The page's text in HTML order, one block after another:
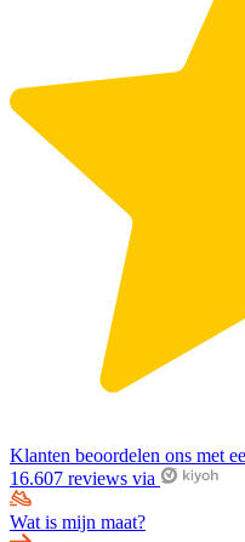
Klanten beoordelen ons met
16.607 reviews via
Wat is mijn maat?